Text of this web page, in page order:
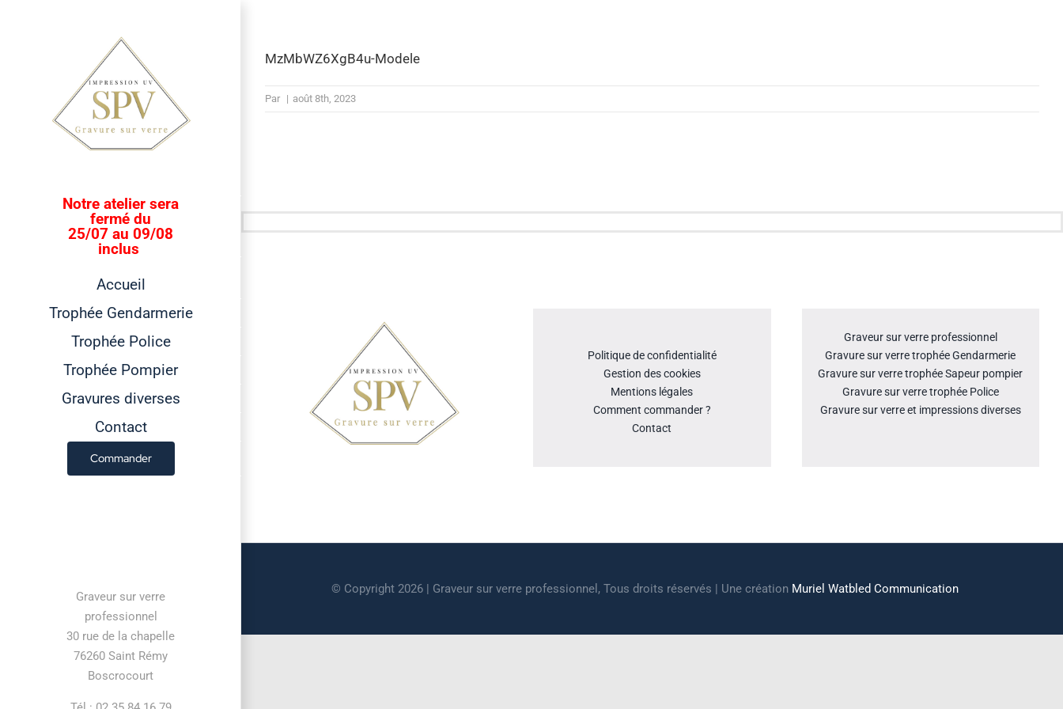
Notre atelier sera
fermé du
25/07 au 09/08
inclus
Accueil
Trophée Gendarmerie
Trophée Police
Trophée Pompier
Gravures diverses
Contact
Commander
Graveur sur verre
professionnel
30 rue de la chapelle
76260 Saint Rémy
Boscrocourt
MzMbWZ6XgB4u-Modele
Par | août 8th, 2023
Politique de confidentialité
Gestion des cookies
Mentions légales
Comment commander ?
Contact
Graveur sur verre professionnel
Gravure sur verre trophée Gendarmerie
Gravure sur verre trophée Sapeur pompier
Gravure sur verre trophée Police
Gravure sur verre et impressions diverses
© Copyright 2026 | Graveur sur verre professionnel, Tous droits réservés | Une création Muriel Watbled Communication